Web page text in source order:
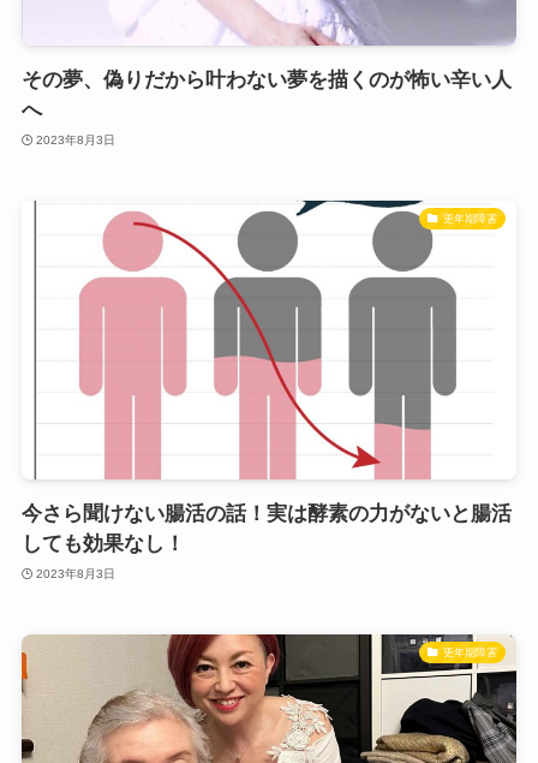
その夢、偽りだから叶わない夢を描くのが怖い辛い人
へ
2023年8月3日
更年期障害
今さら聞けない腸活の話！実は酵素の力がないと腸活
しても効果なし！
2023年8月3日
更年期障害